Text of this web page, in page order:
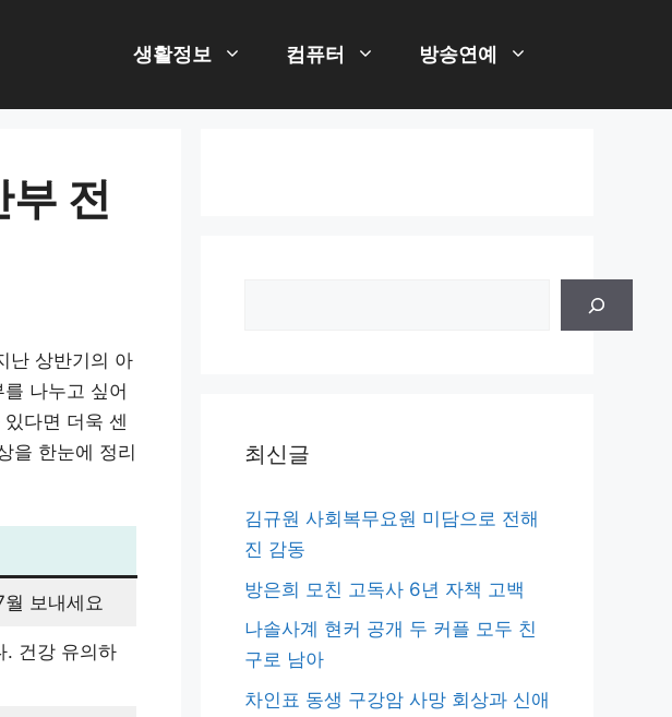
생활정보 컴퓨터 방송연예
전
난 상반기의 아
나누고 싶어
다면 더욱 센
을 한눈에 정리
보내세요
. 건강 유의하
최신글
김규원 사회복무요원 미담으로 전해
진 감동
방은희 모친 고독사 6년 자책 고백
나솔사계 현커 공개 두 커플 모두 친
구로 남아
차인표 동생 구강암 사망 회상과 신애